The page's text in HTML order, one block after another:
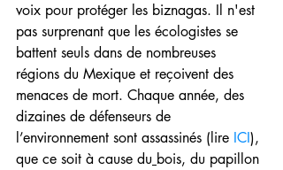
voix pour protéger les biznagas. Il n'est
pas surprenant que les écologistes se
battent seuls dans de nombreuses
régions du Mexique et reçoivent des
menaces de mort. Chaque année, des
dizaines de défenseurs de
l’environnement sont assassinés (lire ICI),
que ce soit à cause du bois, du papillon